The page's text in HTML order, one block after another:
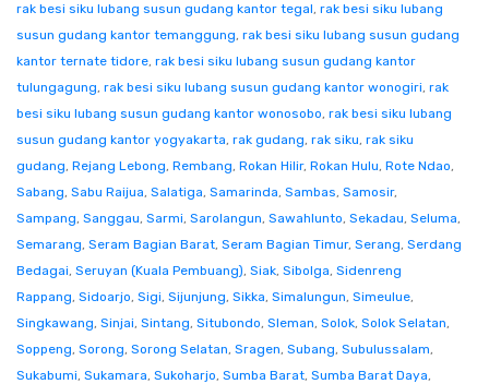
rak besi siku lubang susun gudang kantor tegal, rak besi siku lubang
susun gudang kantor temanggung, rak besi siku lubang susun gudang
kantor ternate tidore, rak besi siku lubang susun gudang kantor
tulungagung, rak besi siku lubang susun gudang kantor wonogiri, rak
besi siku lubang susun gudang kantor wonosobo, rak besi siku lubang
susun gudang kantor yogyakarta, rak gudang, rak siku, rak siku
gudang, Rejang Lebong, Rembang, Rokan Hilir, Rokan Hulu, Rote Ndao,
Sabang, Sabu Raijua, Salatiga, Samarinda, Sambas, Samosir,
Sampang, Sanggau, Sarmi, Sarolangun, Sawahlunto, Sekadau, Seluma,
Semarang, Seram Bagian Barat, Seram Bagian Timur, Serang, Serdang
Bedagai, Seruyan (Kuala Pembuang), Siak, Sibolga, Sidenreng
Rappang, Sidoarjo, Sigi, Sijunjung, Sikka, Simalungun, Simeulue,
Singkawang, Sinjai, Sintang, Situbondo, Sleman, Solok, Solok Selatan,
Soppeng, Sorong, Sorong Selatan, Sragen, Subang, Subulussalam,
Sukabumi, Sukamara, Sukoharjo, Sumba Barat, Sumba Barat Daya,